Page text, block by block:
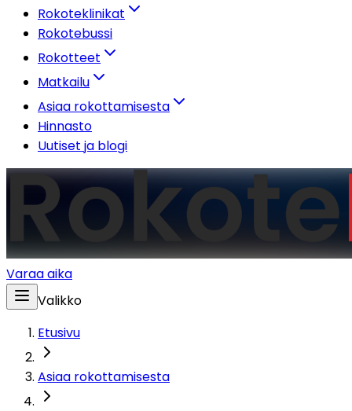
Rokoteklinikat
Rokotebussi
Rokotteet
Matkailu
Asiaa rokottamisesta
Hinnasto
Uutiset ja blogi
Varaa aika
Valikko
Etusivu
Asiaa rokottamisesta